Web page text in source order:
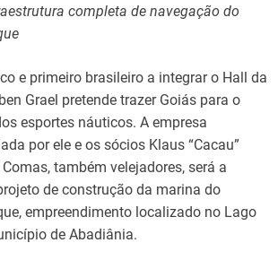
completa de navegação do
e primeiro brasileiro a integrar o Hall da
Grael pretende trazer Goiás para o
esportes náuticos. A empresa
por ele e os sócios Klaus “Cacau”
também velejadores, será a
de construção da marina do
empreendimento localizado no Lago
de Abadiânia.